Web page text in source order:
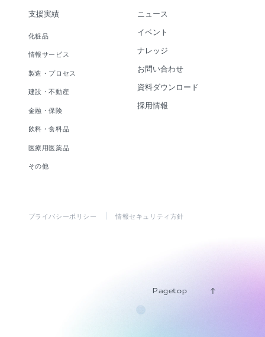
支援実績
化粧品
情報サービス
製造・プロセス
建設・不動産
金融・保険
飲料・食料品
医療用医薬品
その他
ニュース
イベント
ナレッジ
お問い合わせ
資料ダウンロード
採用情報
プライバシーポリシー 情報セキュリティ方針
Pagetop